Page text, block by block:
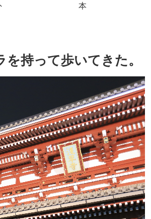
本
を持って歩いてきた。